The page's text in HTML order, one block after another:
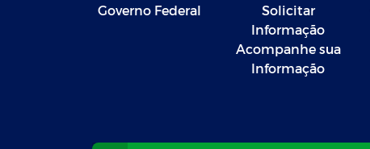
Governo Federal
Solicitar
Informação
Acompanhe sua
Informação